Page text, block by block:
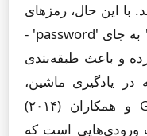
با این حال، رمزهای
عبور خصمانه - مانند 'p@ssword' به جای 'password' -
و باعث طبقه‌بندی
یادگیری ماشین،
همانطور که توسط Goodfellow و همکاران (۲۰۱۴)
است که